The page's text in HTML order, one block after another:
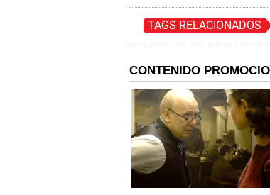
TAGS RELACIONADOS